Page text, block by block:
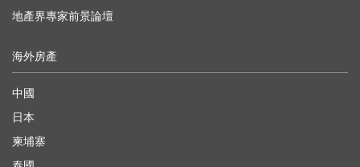
地產界專家前景論壇
海外房產
中國
日本
柬埔寨